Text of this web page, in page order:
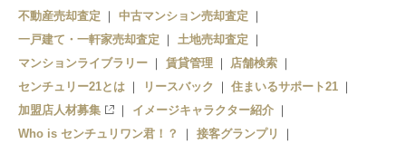
不動産売却査定
中古マンション売却査定
一戸建て・一軒家売却査定
土地売却査定
マンションライブラリー
賃貸管理
店舗検索
センチュリー21とは
リースバック
住まいるサポート21
加盟店人材募集
イメージキャラクター紹介
Who is センチュリワン君！？
接客グランプリ